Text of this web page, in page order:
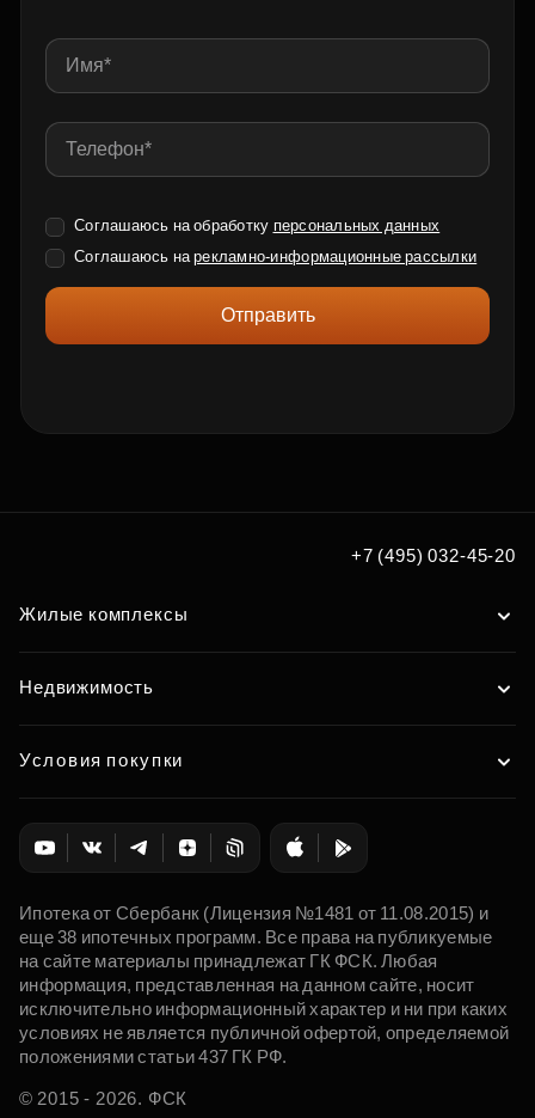
Соглашаюсь на обработку персональных данных
Соглашаюсь нарекламно-информационные рассылки
Отправить
+7 (495) 032-45-20
Жилые комплексы
Недвижимость
Условия покупки
Ипотека от Сбербанк (Лицензия №1481 от 11.08.2015) и
еще 38 ипотечных программ. Все права на публикуемые
на сайте материалы принадлежат ГК ФСК. Любая
информация, представленная на данном сайте, носит
исключительно информационный характер и ни при каких
условиях не является публичной офертой, определяемой
положениями статьи 437 ГК РФ.
© 2015 - 2026. ФСК